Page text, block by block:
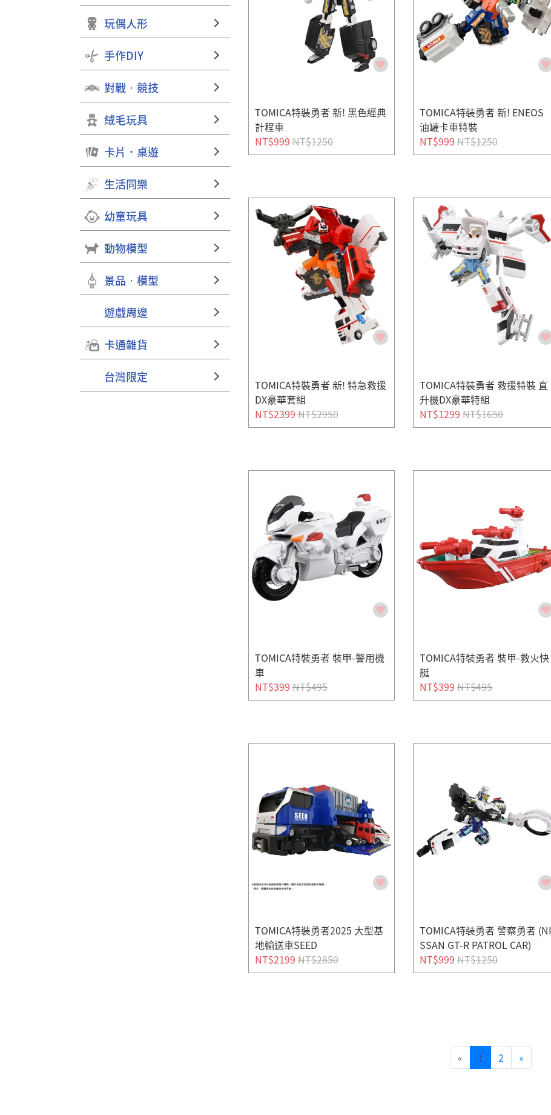
玩偶人形
手作DIY
對戰‧競技
絨毛玩具
卡片．桌遊
生活同樂
幼童玩具
動物模型
景品‧模型
遊戲周邊
卡通雜貨
台灣限定
TOMICA特裝勇者 新! 黑色經典
計程車
NT$999NT$1250
TOMICA特裝勇者 新! ENEOS
油罐卡車特裝
NT$999 NT$1250
TOMICA特裝勇者 新! 特急救援
DX豪華套組
NT$2399NT$2950
TOMICA特裝勇者 救援特裝 直
升機DX豪華特組
NT$1299 NT$1650
TOMICA特裝勇者 裝甲-警用機
車
NT$399NT$495
TOMICA特裝勇者 裝甲-救火快
艇
NT$399 NT$495
TOMICA特裝勇者2025 大型基
地輸送車SEED
NT$2199NT$2850
TOMICA特裝勇者 警察勇者 (NI
SSAN GT-R PATROL CAR)
NT$999 NT$1250
« 1 2 »